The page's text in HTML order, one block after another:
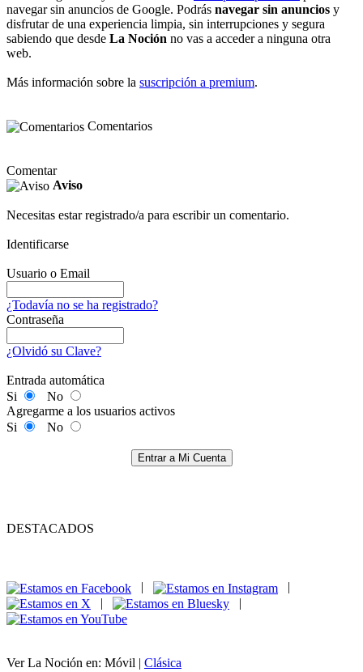
navegar sin anuncios de Google. Podrás navegar sin anuncios y
disfrutar de una experiencia limpia, sin interrupciones y segura
sabiendo que desde La Noción no vas a acceder a ninguna otra
web.
Más información sobre la suscripción a premium.
Comentarios
Comentar
Aviso
Necesitas estar registrado/a para escribir un comentario.
Identificarse
Usuario o Email
¿Todavía no se ha registrado?
Contraseña
¿Olvidó su Clave?
Entrada automática
Si
No
Agregarme a los usuarios activos
Si
No
Entrar a Mi Cuenta
DESTACADOS
|
|
Ver La Noción en: Móvil | Clásica